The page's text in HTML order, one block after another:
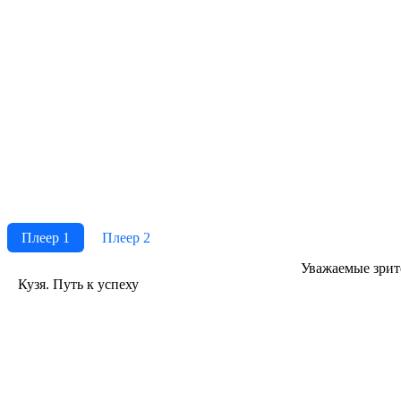
Плеер 1
Плеер 2
Ува­жае­мые
Кузя. Путь к успеху